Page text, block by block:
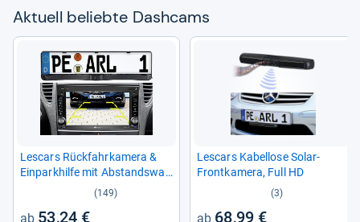
Aktu­ell beliebte Das­h­cams
Les­cars Rück­fahr­ka­mera &
Ein­park­hilfe mit Abstands­war­
(149)
53,24 €
Les­cars Kabel­lose Solar-​
Front­ka­mera, Full HD
(3)
68,99 €